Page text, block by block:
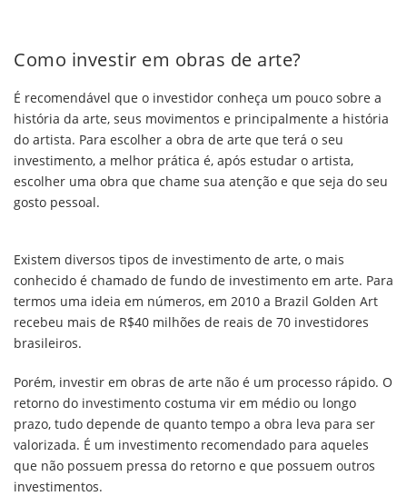
Como investir em obras de arte?
É recomendável que o investidor conheça um pouco sobre a
história da arte, seus movimentos e principalmente a história
do artista. Para escolher a obra de arte que terá o seu
investimento, a melhor prática é, após estudar o artista,
escolher uma obra que chame sua atenção e que seja do seu
gosto pessoal.
Existem diversos tipos de investimento de arte, o mais
conhecido é chamado de fundo de investimento em arte. Para
termos uma ideia em números, em 2010 a Brazil Golden Art
recebeu mais de R$40 milhões de reais de 70 investidores
brasileiros.
Porém, investir em obras de arte não é um processo rápido. O
retorno do investimento costuma vir em médio ou longo
prazo, tudo depende de quanto tempo a obra leva para ser
valorizada. É um investimento recomendado para aqueles
que não possuem pressa do retorno e que possuem outros
investimentos.